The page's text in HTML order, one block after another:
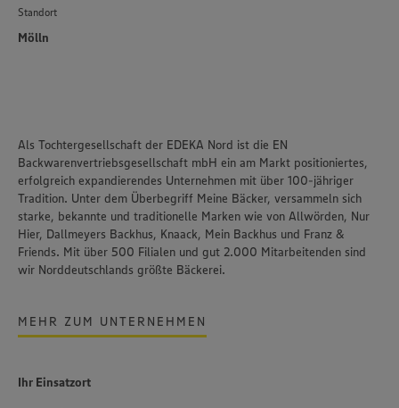
Standort
Mölln
Als Tochtergesellschaft der EDEKA Nord ist die EN
Backwarenvertriebsgesellschaft mbH ein am Markt positioniertes,
erfolgreich expandierendes Unternehmen mit über 100-jähriger
Tradition. Unter dem Überbegriff Meine Bäcker, versammeln sich
starke, bekannte und traditionelle Marken wie von Allwörden, Nur
Hier, Dallmeyers Backhus, Knaack, Mein Backhus und Franz &
Friends. Mit über 500 Filialen und gut 2.000 Mitarbeitenden sind
wir Norddeutschlands größte Bäckerei.
MEHR ZUM UNTERNEHMEN
Ihr Einsatzort